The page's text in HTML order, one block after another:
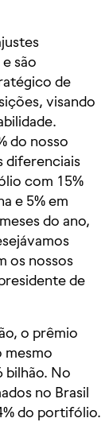
são
de
visando
do nosso
diferenciais
com 15%
e 5% em
do ano,
os nossos
de
o prêmio
mesmo
bilhão. No
no Brasil
do portifólio.